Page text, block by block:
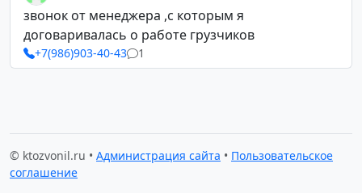
звонок от менеджера ,с которым я
договаривалась о работе грузчиков
+7(986)903-40-43 1
© ktozvonil.ru • Администрация сайта • Пользовательское
соглашение